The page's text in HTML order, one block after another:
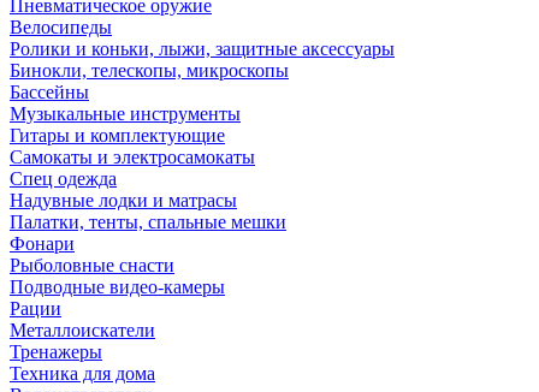
Пневматическое оружие
Велосипеды
Ролики и коньки, лыжи, защитные аксессуары
Бинокли, телескопы, микроскопы
Бассейны
Музыкальные инструменты
Гитары и комплектующие
Самокаты и электросамокаты
Спец одежда
Надувные лодки и матрасы
Палатки, тенты, спальные мешки
Фонари
Рыболовные снасти
Подводные видео-камеры
Рации
Металлоискатели
Тренажеры
Техника для дома